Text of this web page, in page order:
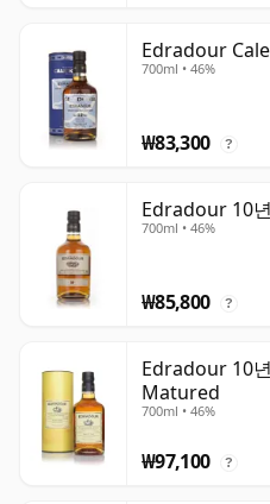
Edradour
700ml • 46%
₩83,300 ?
Edradour 10
700ml • 46%
₩85,800 ?
Edradour 10
Matured
700ml • 46%
₩97,100 ?